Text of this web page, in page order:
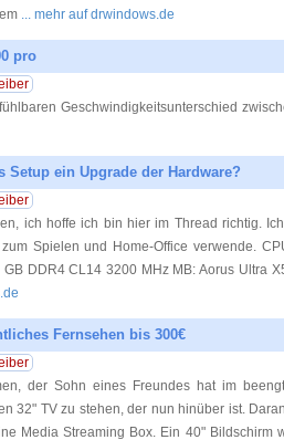
... mehr auf drwindows.de
pro
Geschwindigkeitsunterschied
ein Upgrade der Hardware?
ich hoffe ich bin hier im Thread richtig.
Spielen und Home-Office verwende.
DDR4 CL14 3200 MHz MB: Aorus Ultra
Fernsehen bis 300€
der Sohn eines Freundes hat im
32" TV zu stehen, der nun hinüber ist.
Media Streaming Box. Ein 40" Bildschirm